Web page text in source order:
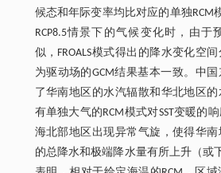
候态和年际变率均比对应的单独RCM
RCP8.5情景下的气候变化时，由于
似，FROALS模式得出的降水变化空
为驱动场的GCM结果基本一致。中
了华南地区的水汽辐散和华北地区
有单独大气的RCM模式对SST变暖的
海北部地区出现异常气旋，使得华南
的总降水和极端降水量有所上升（或